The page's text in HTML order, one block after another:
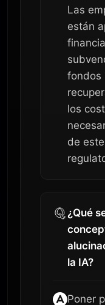
Las
están
fondos
los
de
¿Qué
la IA?
Poner